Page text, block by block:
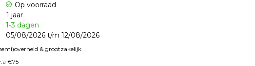
Op voorraad
1 jaar
1-3 dagen
05/08/2026 t/m 12/08/2026
& grootzakelijk
€75